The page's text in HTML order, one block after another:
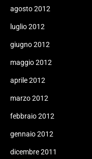
agosto 2012
luglio 2012
giugno 2012
maggio 2012
aprile 2012
marzo 2012
febbraio 2012
gennaio 2012
dicembre 2011